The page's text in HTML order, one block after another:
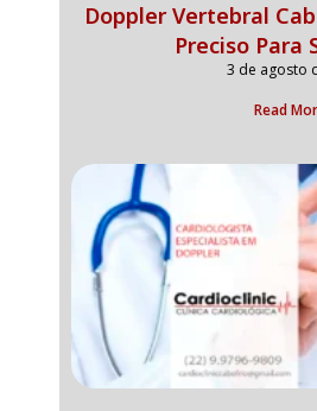
Doppler Vertebral
Preciso Para
3 de agosto
Read